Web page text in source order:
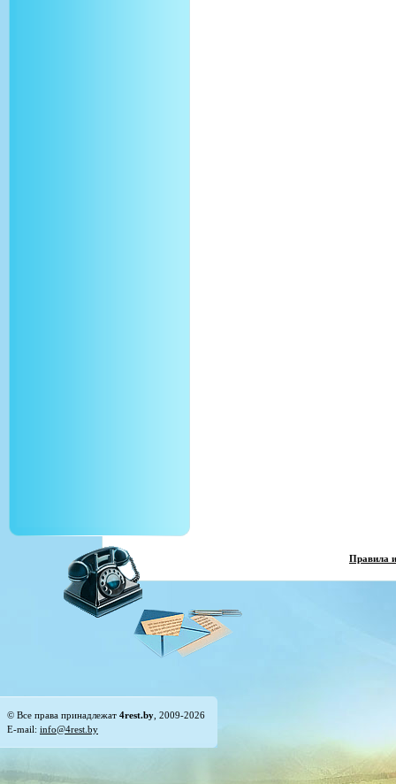
Правила
© Все права принадлежат 4rest.by , 2009-2026
E-mail: info@4rest.by